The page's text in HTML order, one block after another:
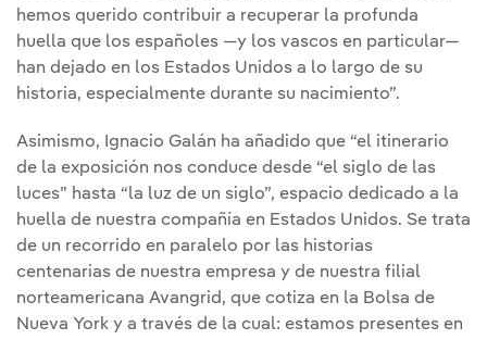
hemos querido contribuir a recuperar la profunda
huella que los españoles —y los vascos en particular—
han dejado en los Estados Unidos a lo largo de su
historia, especialmente durante su nacimiento”.
Asimismo, Ignacio Galán ha añadido que “el itinerario
de la exposición nos conduce desde “el siglo de las
luces” hasta “la luz de un siglo”, espacio dedicado a la
huella de nuestra compañía en Estados Unidos. Se trata
de un recorrido en paralelo por las historias
centenarias de nuestra empresa y de nuestra filial
norteamericana Avangrid, que cotiza en la Bolsa de
Nueva York y a través de la cual: estamos presentes en